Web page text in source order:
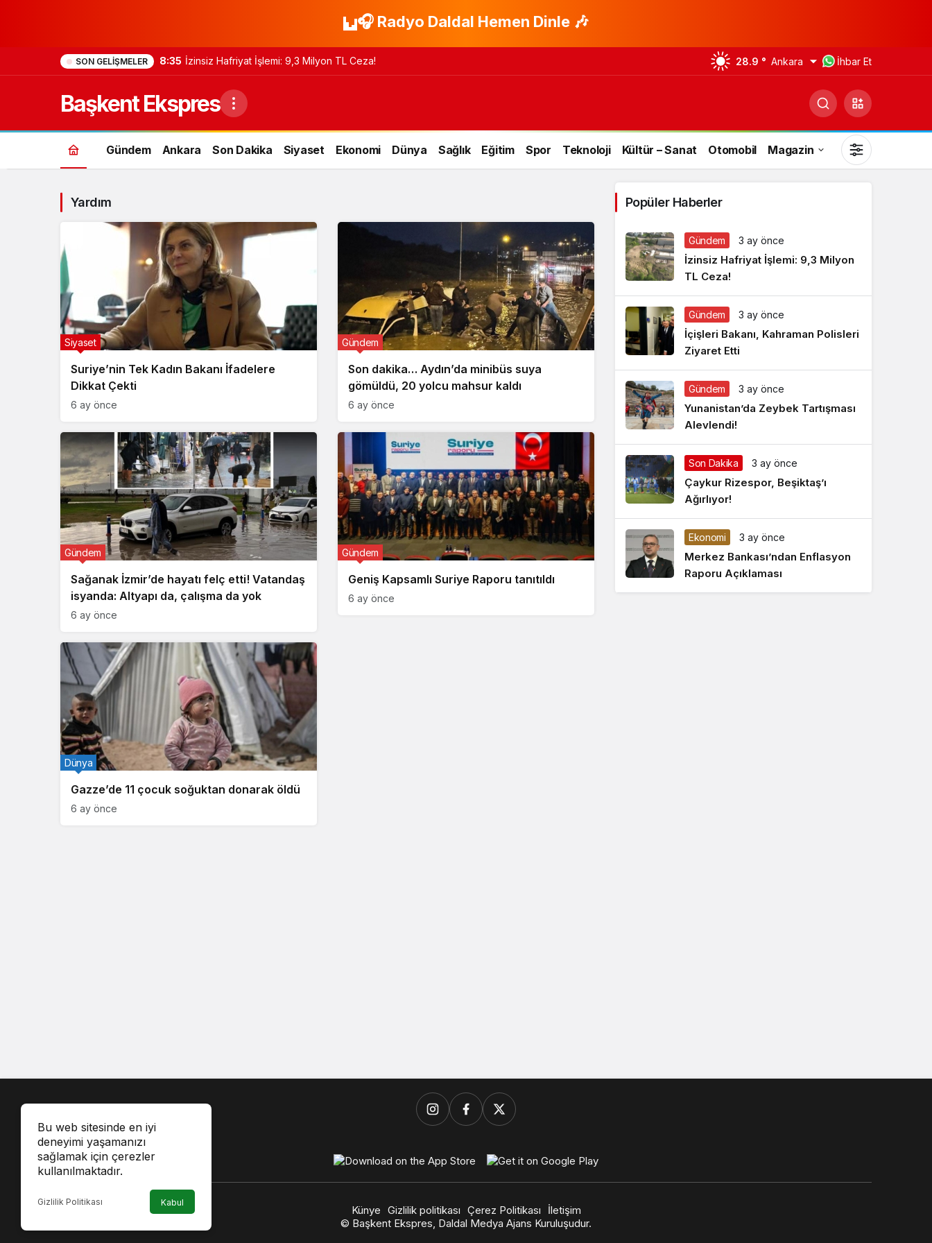
🎧 Radyo Daldal Hemen Dinle 🎶
SON GELIŞMELER 8:35 İzinsiz Hafriyat İşlemi: 9,3 Milyon TL Ceza! 28.9 ° Ankara İhbar Et
Başkent Ekspres
Gündem Ankara Son Dakika Siyaset Ekonomi Dünya Sağlık Eğitim Spor Teknoloji Kültür – Sanat Otomobil Magazin
Gündüz Modu
Gündüz modunu seçin.
Gece Modu
Gece modunu seçin.
Sistem Modu
Sistem modunu seçin.
Yardım
Suriye’nin Tek Kadın Bakanı İfadelere
Dikkat Çekti
Siyaset
6 ay önce
Son dakika… Aydın’da minibüs suya
gömüldü, 20 yolcu mahsur kaldı
Gündem
6 ay önce
Sağanak İzmir’de hayatı felç etti! Vatandaş
isyanda: Altyapı da, çalışma da yok
Gündem
6 ay önce
Geniş Kapsamlı Suriye Raporu tanıtıldı
Gündem
6 ay önce
Gazze’de 11 çocuk soğuktan donarak öldü
Dünya
6 ay önce
Popüler Haberler
Gündem 3 ay önce
İzinsiz Hafriyat İşlemi: 9,3 Milyon
TL Ceza!
Gündem 3 ay önce
İçişleri Bakanı, Kahraman Polisleri
Ziyaret Etti
Gündem 3 ay önce
Yunanistan’da Zeybek Tartışması
Alevlendi!
Son Dakika 3 ay önce
Çaykur Rizespor, Beşiktaş’ı
Ağırlıyor!
Ekonomi 3 ay önce
Merkez Bankası’ndan Enflasyon
Raporu Açıklaması
Bu web sitesinde en iyi
deneyimi yaşamanızı
sağlamak için çerezler
kullanılmaktadır.
Gizlilik Politikası Kabul
Künye Gizlilik politikası Çerez Politikası
İletişim
© Başkent Ekspres, Daldal Medya Ajans Kuruluşudur.